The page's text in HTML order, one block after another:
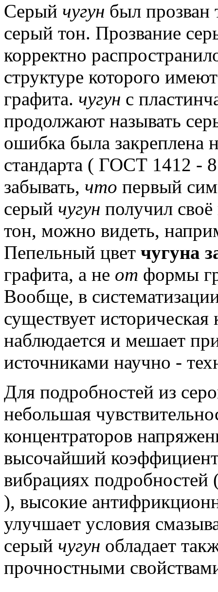
Серый чугун был
серый тон. Прозвание
корректно
структуре которого
графита. чугун с
продолжают называть
ошибка была закреплена
стандарта ( ГОСТ 1412 -
забывать, что первый
серый чугун получил
тон, можно видеть,
Пепельный цвет чугуна
графита, а не от формы
Вообще, в
существует
наблюдается и мешает
источниками научно -
Для подробностей из
небольшая
концентраторов
высочайший
вибрациях
), высокие
улучшает условия
серый чугун обладает
прочностными